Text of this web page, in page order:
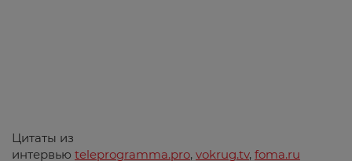
Цитаты из
интервью teleprogramma.pro, vokrug.tv, foma.ru